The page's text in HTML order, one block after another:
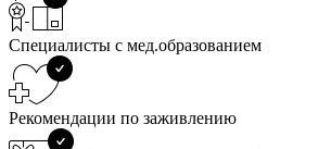
Специалисты с мед.образованием
Рекомендации по заживлению